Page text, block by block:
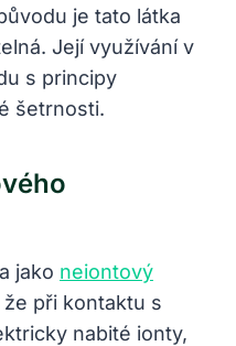
je tato látka
Její využívání v
s principy
šetrnosti.
jako neiontový
že při kontaktu s
nabité ionty,